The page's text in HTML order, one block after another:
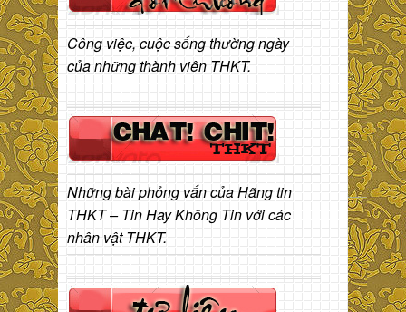
Công việc, cuộc sống thường ngày
của những thành viên THKT.
Những bài phỏng vấn của Hãng tin
THKT – Tin Hay Không Tin với các
nhân vật THKT.